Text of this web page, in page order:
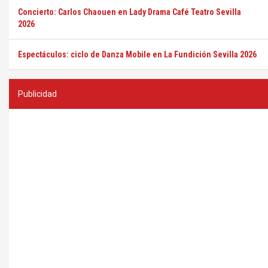
Concierto: Carlos Chaouen en Lady Drama Café Teatro Sevilla
2026
Espectáculos: ciclo de Danza Mobile en La Fundición Sevilla 2026
Publicidad